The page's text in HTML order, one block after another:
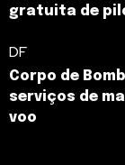
gratuita de
DF
Corpo de
serviços de
voo